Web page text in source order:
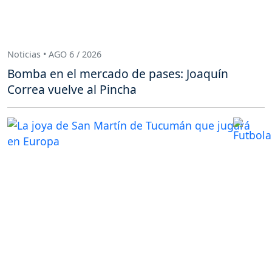
Noticias • AGO 6 / 2026
Bomba en el mercado de pases: Joaquín
Correa vuelve al Pincha